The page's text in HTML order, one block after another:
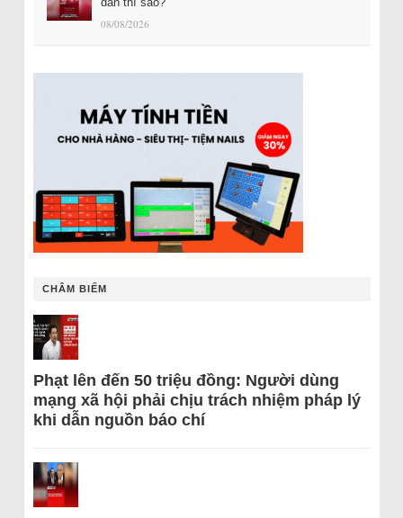
08/08/2026
CHÂM BIẾM
Phạt lên đến 50 triệu đồng: Người dùng
mạng xã hội phải chịu trách nhiệm pháp lý
khi dẫn nguồn báo chí